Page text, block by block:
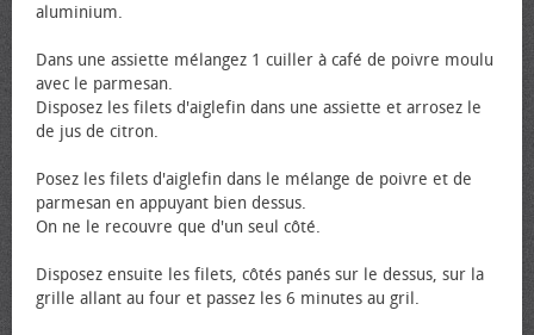
aluminium.
Dans une assiette mélangez 1 cuiller à café de poivre moulu
avec le parmesan.
Disposez les filets d'aiglefin dans une assiette et arrosez le
de jus de citron.
Posez les filets d'aiglefin dans le mélange de poivre et de
parmesan en appuyant bien dessus.
On ne le recouvre que d'un seul côté.
Disposez ensuite les filets, côtés panés sur le dessus, sur la
grille allant au four et passez les 6 minutes au gril.